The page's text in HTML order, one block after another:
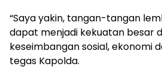
“Saya yakin, tangan-tangan
dapat menjadi kekuatan besar
keseimbangan sosial, ekonomi
tegas Kapolda.